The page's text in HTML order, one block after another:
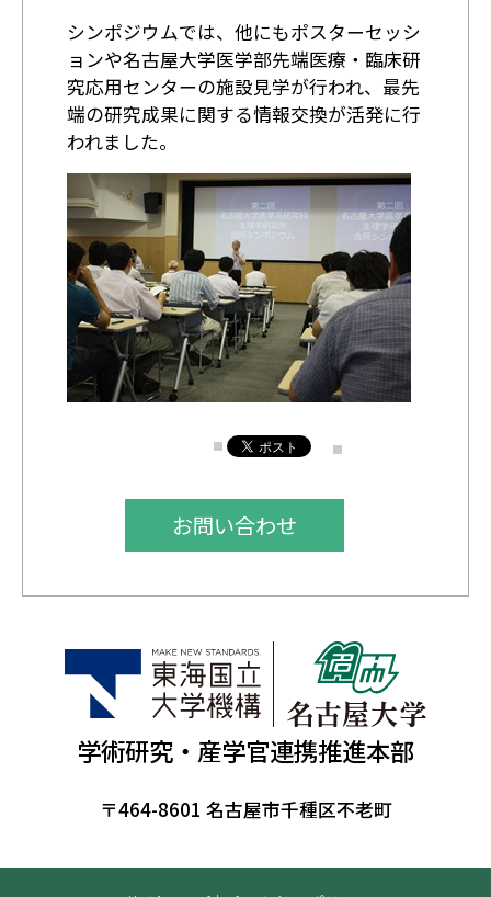
シンポジウムでは、他にもポスターセッシ
ョンや名古屋大学医学部先端医療・臨床研
究応用センターの施設見学が行われ、最先
端の研究成果に関する情報交換が活発に行
われました。
お問い合わせ
学術研究・産学官連携推進本部
〒464-8601 名古屋市千種区不老町